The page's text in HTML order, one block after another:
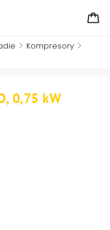
/ Kompresory /
0,75 kW